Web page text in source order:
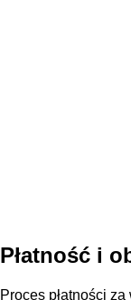
Płatność i
Proces płatności